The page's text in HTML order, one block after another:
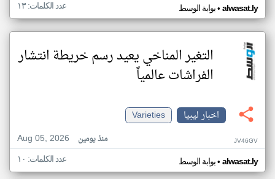
بوابة الوسط• alwasat.ly عدد الكلمات: ١٣
التغير المناخي يعيد رسم خريطة انتشار
الفراشات عالمياً
اخبار ليبيا
Varieties
Aug 05, 2026
منذ يومين JV46GV
بوابة الوسط• alwasat.ly عدد الكلمات: ١٠